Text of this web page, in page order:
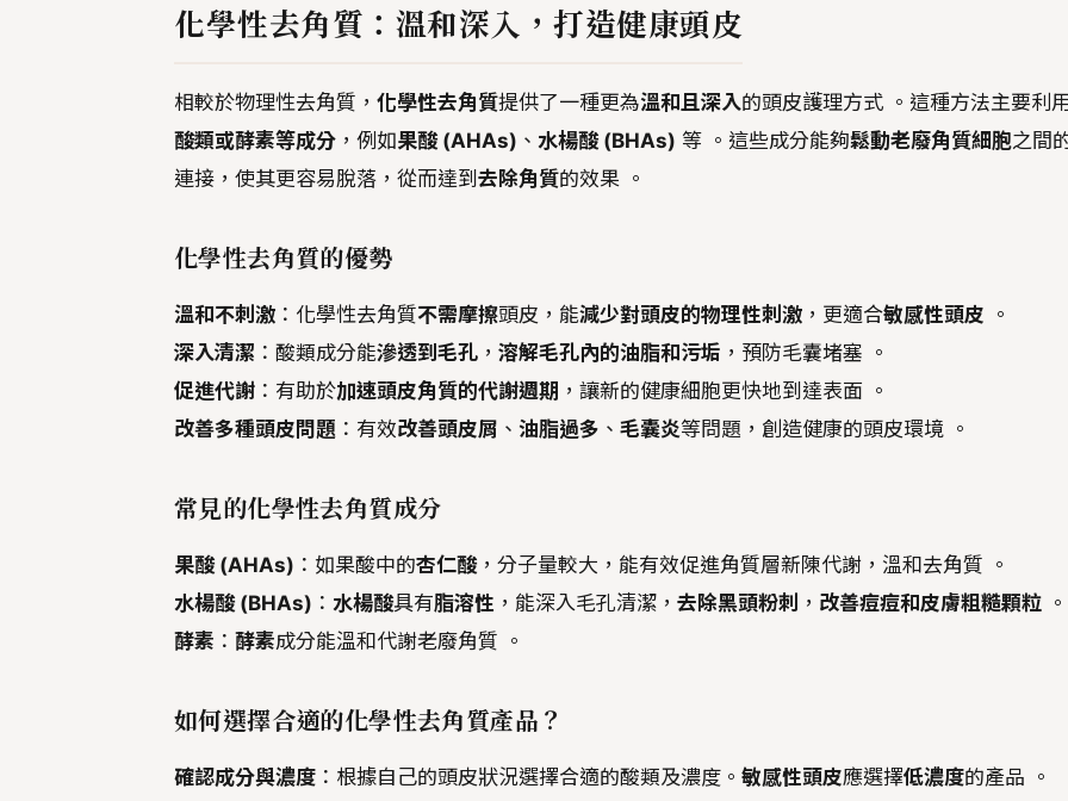
化學性去角質：溫和深入，打造健康頭皮
相較於物理性去角質， 化學性去角質提供了一種更為溫和且深入的頭皮護理方式 。這種方法主要利
酸類或酵素等成分 ，例如果酸 (AHAs) 、 水楊酸 (BHAs) 等 。這些成分能夠鬆動老廢角質細胞之間
連接，使其更容易脫落，從而達到去除角質的效果 。
化學性去角質的優勢
溫和不刺激 ：化學性去角質不需摩擦頭皮，能減少對頭皮的物理性刺激 ，更適合敏感性頭皮 。
深入清潔 ：酸類成分能滲透到毛孔 ， 溶解毛孔內的油脂和污垢 ，預防毛囊堵塞 。
促進代謝 ：有助於加速頭皮角質的代謝週期 ，讓新的健康細胞更快地到達表面 。
改善多種頭皮問題 ：有效改善頭皮屑 、 油脂過多 、 毛囊炎等問題，創造健康的頭皮環境 。
常見的化學性去角質成分
果酸 (AHAs) ：如果酸中的杏仁酸，分子量較大，能有效促進角質層新陳代謝，溫和去角質 。
水楊酸 (BHAs) ： 水楊酸具有脂溶性 ，能深入毛孔清潔， 去除黑頭粉刺 ， 改善痘痘和皮膚粗糙顆粒 。
酵素 ： 酵素成分能溫和代謝老廢角質 。
如何選擇合適的化學性去角質產品？
確認成分與濃度 ：根據自己的頭皮狀況選擇合適的酸類及濃度。 敏感性頭皮應選擇低濃度的產品 。